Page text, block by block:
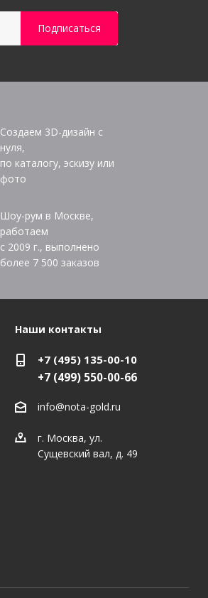
Создаем 3D-дизайн с
нуля,
по каталогу, эскизу или
фото
Шоу-рум в Москве,
работаем
с 2009 г., выполнено
более 7 500 заказов
Наши контакты
+7 (495) 135-00-10
+7 (499) 550-00-66
info@nota-gold.ru
г. Москва, ул.
Сущевский вал, д. 49